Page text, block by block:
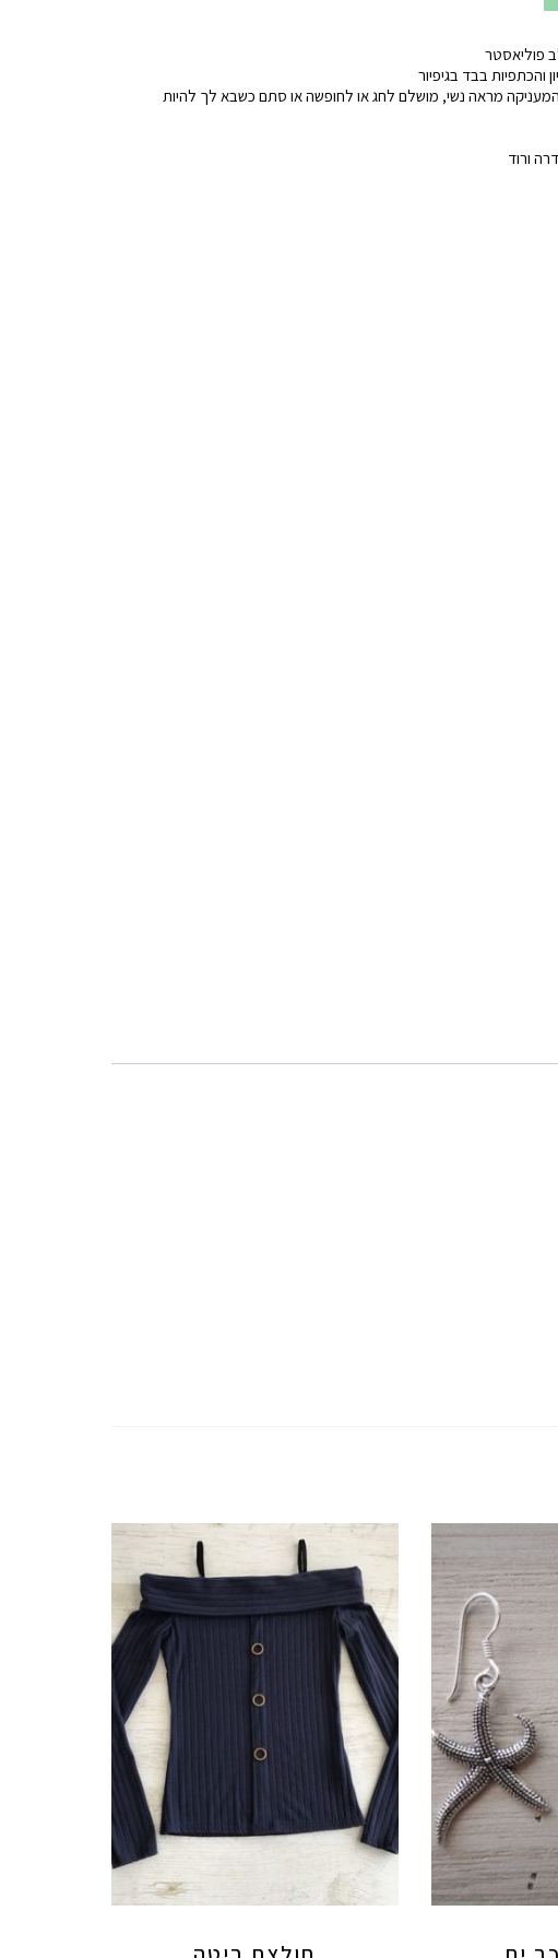
פוליאסטר
בבד בגיפיור
מראה נשי‚ מושלם לחג או לחופשה או סתם כשבא לך להיות
ורוד